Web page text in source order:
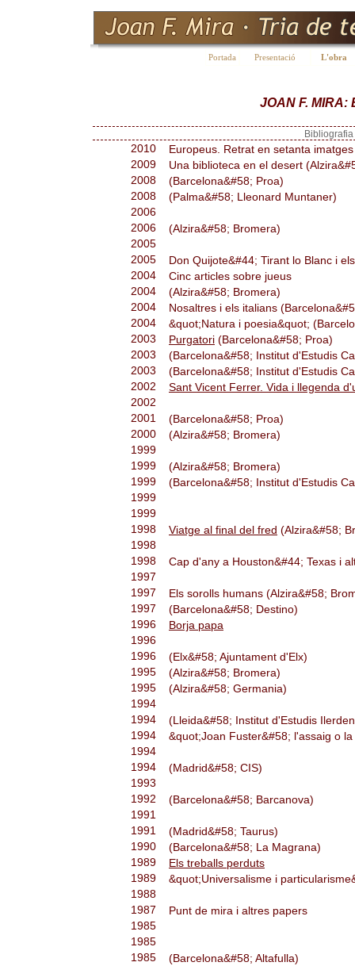
Portada Presentació L'obra
JOAN F. MIRA:
2010
Europeus. Retrat en setanta
2009
Una biblioteca en el desert
2008
(Barcelona&#58; Proa)
2008
(Palma&#58; Lleonard Muntaner)
2006
2006
(Alzira&#58; Bromera)
2005
2005
Don Quijote&#44; Tirant lo Blanc i
2004
Cinc articles sobre jueus
2004
(Alzira&#58; Bromera)
2004
Nosaltres i els italians
2004
&quot;Natura i poesia&quot;
2003
Purgatori (Barcelona&#58; Proa)
2003
(Barcelona&#58; Institut d'Estudis
2003
(Barcelona&#58; Institut d'Estudis
2002
Sant Vicent Ferrer. Vida i llegenda
2002
2001
(Barcelona&#58; Proa)
2000
(Alzira&#58; Bromera)
1999
1999
(Alzira&#58; Bromera)
1999
(Barcelona&#58; Institut d'Estudis
1999
1999
1998
Viatge al final del fred (Alzira&#58;
1998
1998
Cap d'any a Houston&#44; Texas i
1997
1997
Els sorolls humans (Alzira&#58;
1997
(Barcelona&#58; Destino)
1996
Borja papa
1996
1996
(Elx&#58; Ajuntament d'Elx)
1995
(Alzira&#58; Bromera)
1995
(Alzira&#58; Germania)
1994
1994
(Lleida&#58; Institut d'Estudis
1994
&quot;Joan Fuster&#58; l'assaig o
1994
1994
(Madrid&#58; CIS)
1993
1992
(Barcelona&#58; Barcanova)
1991
1991
(Madrid&#58; Taurus)
1990
(Barcelona&#58; La Magrana)
1989
Els treballs perduts
1989
&quot;Universalisme i
1988
1987
Punt de mira i altres papers
1985
1985
1985
(Barcelona&#58; Altafulla)